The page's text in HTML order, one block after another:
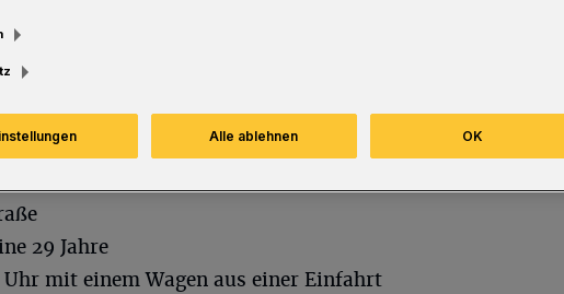
29 Jahre
mit einem Wagen aus einer Einfahrt
Alle ablehnen OK